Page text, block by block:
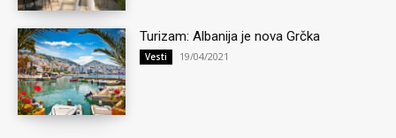
Turizam: Albanija je nova Grčka
Vesti 19/04/2021